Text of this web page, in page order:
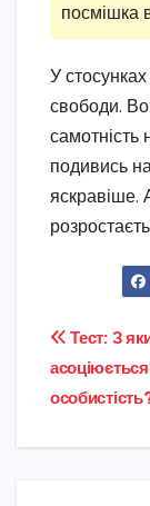
посмішка
У
свободи.
самотність
подивись
яскравіше.
Тест: З